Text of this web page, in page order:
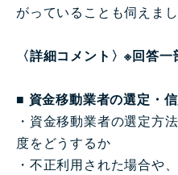
がっていることも伺えまし
〈詳細コメント〉※回答一
■ 資金移動業者の選定・
・資金移動業者の選定方
度をどうするか
・不正利用された場合や